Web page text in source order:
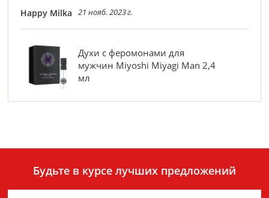
Happy Milka 21 нояб. 2023 г.
Духи с феромонами для
мужчин Miyoshi Miyagi Man 2,4
мл
Будьте в курсе лучших предложений